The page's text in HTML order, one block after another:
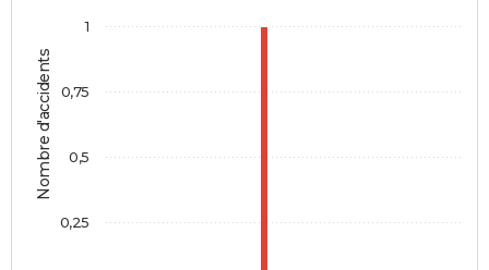
Nombre d'accidents
1
0,25
0,5
0,75